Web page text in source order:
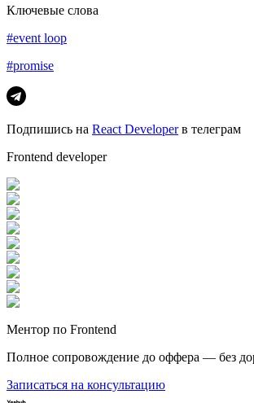
Ключевые слова
#event loop
#promise
Подпишись на React Developerв телеграм
Frontend developer
Ментор по Frontend
Полное сопровождение до оффера — без
Записаться на консультацию